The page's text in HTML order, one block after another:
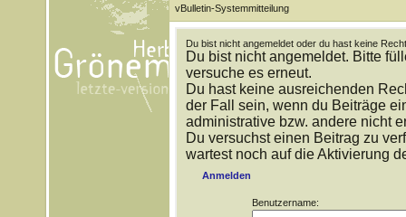
vBulletin-Systemmitteilung
Du bist nicht angemeldet oder du hast keine
Du bist nicht angemeldet. Bitte
versuche es erneut.
Du hast keine ausreichenden
der Fall sein, wenn du Beiträge
administrative bzw. andere nicht
Du versuchst einen Beitrag zu
wartest noch auf die Aktivierung
Anmelden
Benutzername: